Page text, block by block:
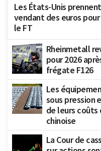
Les États-Unis
vendant des euros
le FT
Rheinmetall
pour 2026
frégate F126
Les
sous pression
de leurs coûts
chinoise
La Cour de